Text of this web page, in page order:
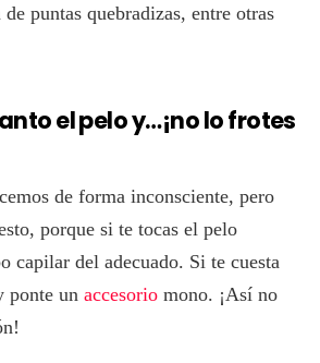
puntas quebradizas, entre otras
el pelo y…¡no lo frotes
de forma inconsciente, pero
porque si te tocas el pelo
capilar del adecuado. Si te cuesta
ponte un accesorio mono. ¡Así no